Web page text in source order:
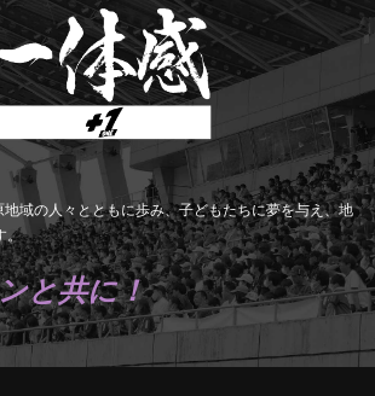
域の人々とともに歩み、子どもたちに夢を与え、地
。
と共に！